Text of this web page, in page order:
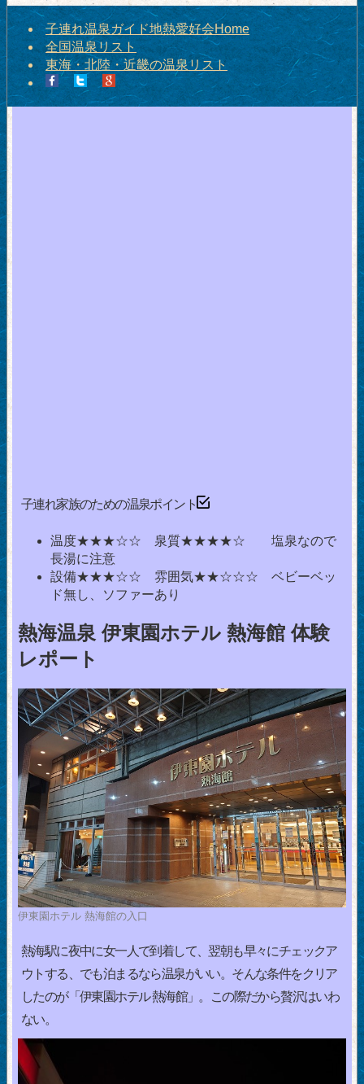
子連れ温泉ガイド地熱愛好会Home
全国温泉リスト
東海・北陸・近畿の温泉リスト
子連れ家族のための温泉ポイント
温度★★★☆☆ 泉質★★★★☆ 塩泉なので
長湯に注意
設備★★★☆☆ 雰囲気★★☆☆☆ ベビーベッ
ド無し、ソファーあり
熱海温泉 伊東園ホテル 熱海館 体験
レポート
伊東園ホテル 熱海館の入口
熱海駅に夜中に女一人で到着して、翌朝も早々にチェックア
ウトする、でも泊まるなら温泉がいい。そんな条件をクリア
したのが「伊東園ホテル 熱海館」。この際だから贅沢はいわ
ない。